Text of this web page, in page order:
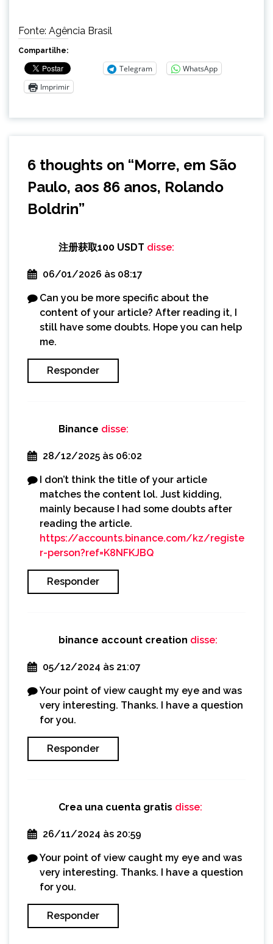
Fonte: Agência Brasil
Compartilhe:
Telegram
WhatsApp
Imprimir
6 thoughts on “Morre, em São
Paulo, aos 86 anos, Rolando
Boldrin”
注册获取100 USDT disse:
06/01/2026 às 08:17
Can you be more specific about the
content of your article? After reading it, I
still have some doubts. Hope you can help
me.
Responder
Binance disse:
28/12/2025 às 06:02
I don’t think the title of your article
matches the content lol. Just kidding,
mainly because I had some doubts after
reading the article.
https://accounts.binance.com/kz/registe
r-person?ref=K8NFKJBQ
Responder
binance account creation disse:
05/12/2024 às 21:07
Your point of view caught my eye and was
very interesting. Thanks. I have a question
for you.
Responder
Crea una cuenta gratis disse:
26/11/2024 às 20:59
Your point of view caught my eye and was
very interesting. Thanks. I have a question
for you.
Responder